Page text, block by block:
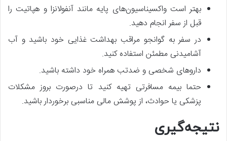
بهتر است واکسیناسیون‌های پایه مانند آنفولانزا و هپاتیت را
قبل از سفر انجام دهید.
در سفر به گوانجو مراقب بهداشت غذایی خود باشید و آب
آشامیدنی مطمئن استفاده کنید.
داروهای شخصی و ضدتب همراه خود داشته باشید.
حتما بیمه مسافرتی تهیه کنید تا درصورت بروز مشکلات
پزشکی یا حوادث، از پوشش مالی مناسبی برخوردار باشید.
نتیجه‌گیری